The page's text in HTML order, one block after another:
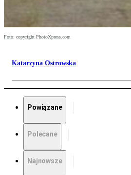
Foto: copyright PhotoXpress.com
Katarzyna Ostrowska
Powiązane
Polecane
Najnowsze